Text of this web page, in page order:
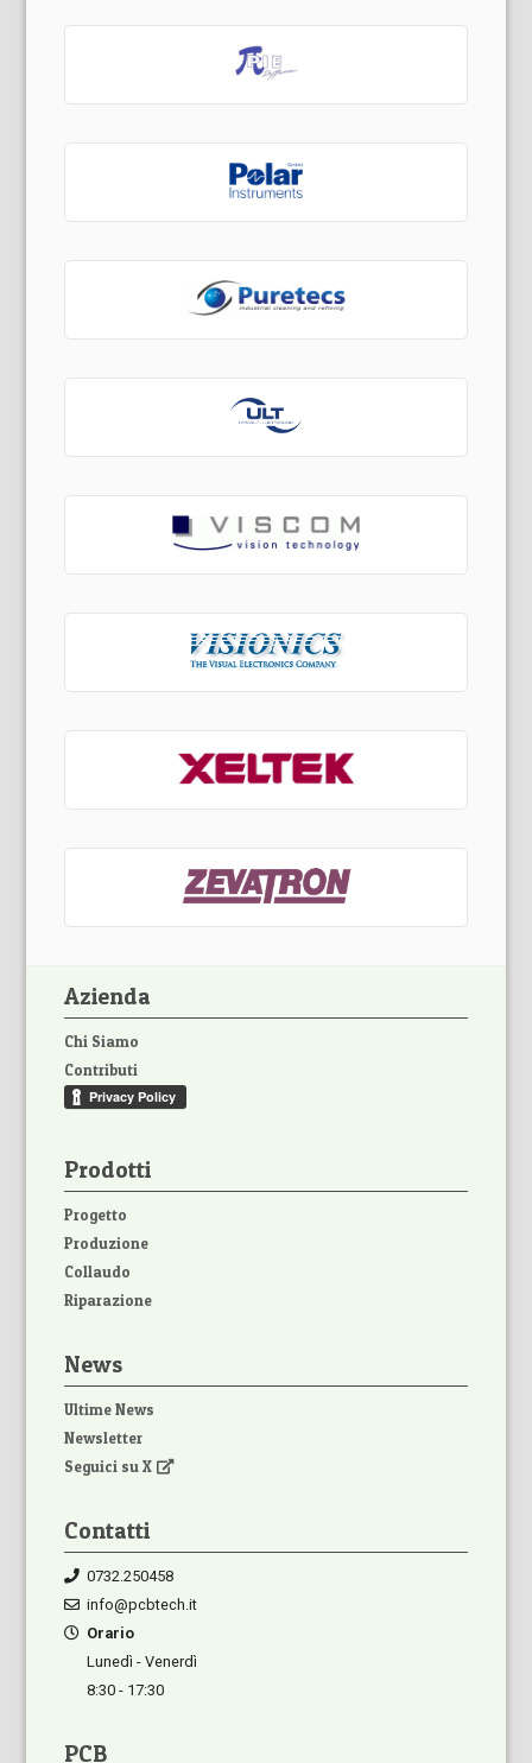
Azienda
Chi Siamo
Contributi
Prodotti
Progetto
Produzione
Collaudo
Riparazione
News
Ultime News
Newsletter
Seguici su X
Contatti
0732.250458
info@pcbtech.it
Orario
Lunedì - Venerdì
8:30 - 17:30
PCB